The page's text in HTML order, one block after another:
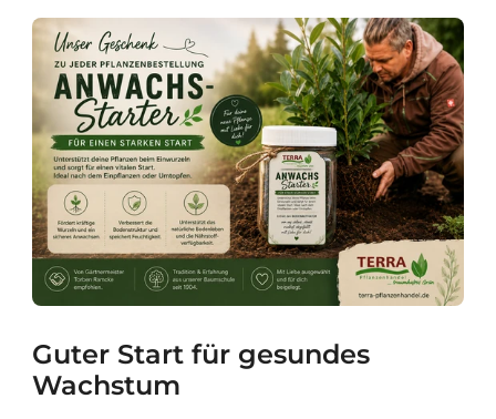
Guter Start für gesundes
Wachstum